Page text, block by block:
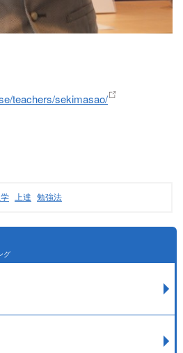
teachers/sekimasao/
上達 勉強法
グ